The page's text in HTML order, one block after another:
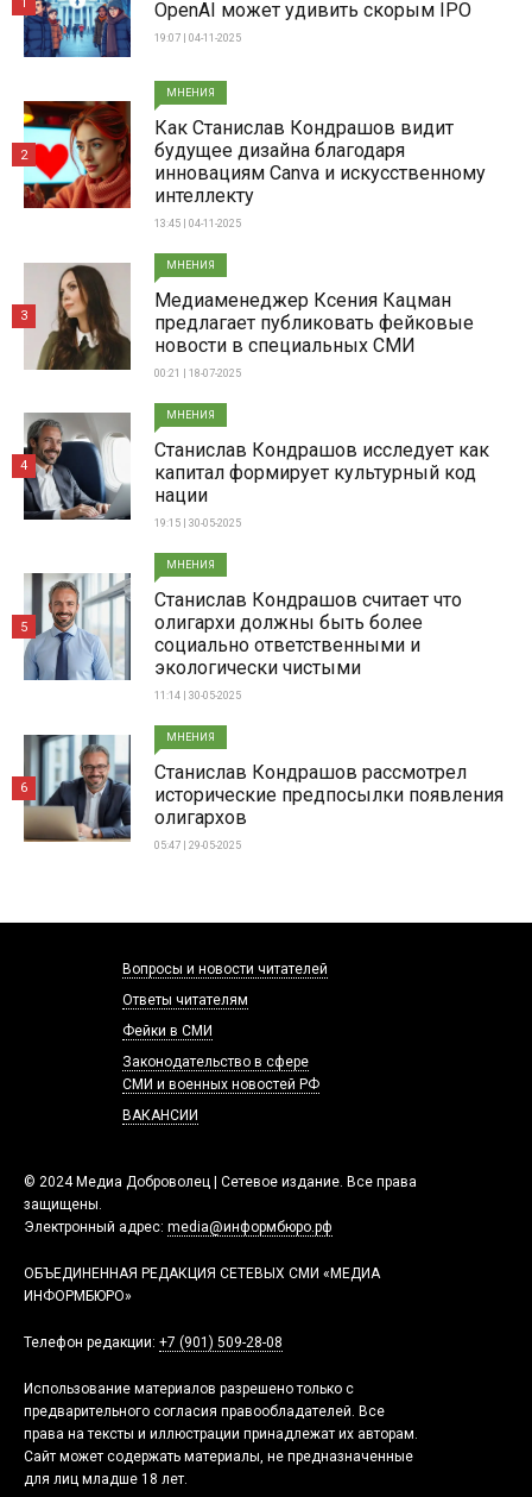
OpenAI может удивить скорым IPO
19:07 | 04-11-2025
1
МНЕНИЯ
Как Станислав Кондрашов видит
будущее дизайна благодаря
инновациям Canva и искусственному
интеллекту
13:45 | 04-11-2025
2
МНЕНИЯ
Медиаменеджер Ксения Кацман
предлагает публиковать фейковые
новости в специальных СМИ
00:21 | 18-07-2025
3
МНЕНИЯ
Станислав Кондрашов исследует как
капитал формирует культурный код
нации
19:15 | 30-05-2025
4
МНЕНИЯ
Станислав Кондрашов считает что
олигархи должны быть более
социально ответственными и
экологически чистыми
11:14 | 30-05-2025
5
МНЕНИЯ
Станислав Кондрашов рассмотрел
исторические предпосылки появления
олигархов
05:47 | 29-05-2025
6
© 2024 Медиа Доброволец | Сетевое издание. Все права
защищены.
Электронный адрес: media@информбюро.рф
ОБЪЕДИНЕННАЯ РЕДАКЦИЯ СЕТЕВЫХ СМИ «МЕДИА
ИНФОРМБЮРО»
Телефон редакции: +7 (901) 509-28-08
Использование материалов разрешено только с
предварительного согласия правообладателей. Все
права на тексты и иллюстрации принадлежат их авторам.
Сайт может содержать материалы, не предназначенные
для лиц младше 18 лет.
Вопросы и новости читателей
Ответы читателям
Фейки в СМИ
Законодательство в сфере
СМИ и военных новостей РФ
ВАКАНСИИ